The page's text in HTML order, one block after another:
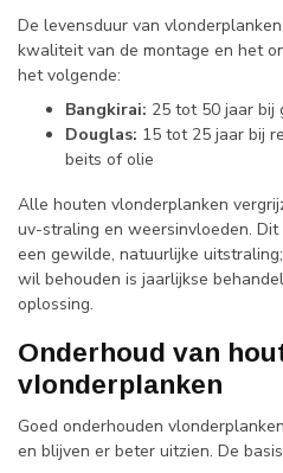
De levensduur van
kwaliteit van de montage en het
het volgende:
Bangkirai: 25 tot 50 jaar bij
Douglas: 15 tot 25 jaar bij
beits of olie
Alle houten vlonderplanken
uv-straling en weersinvloeden. Dit
een gewilde, natuurlijke
wil behouden is jaarlijkse
oplossing.
Onderhoud van
vlonderplanken
Goed onderhouden
en blijven er beter uitzien. De